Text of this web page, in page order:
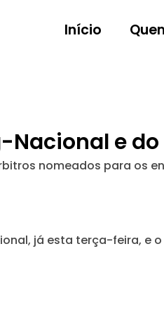
Início
Nacional e
nomeados para os
já esta terça-feira, e